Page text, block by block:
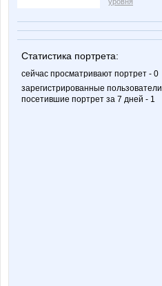
Статистика портрета:
сейчас просматривают портрет - 0
зарегистрированные пользователи
посетившие портрет за 7 дней - 1